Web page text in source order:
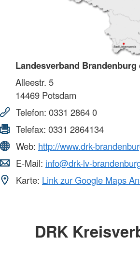
Landesverband Brandenburg
Alleestr. 5
14469 Potsdam
Telefon: 0331 2864 0
Telefax: 0331 2864134
Web: http://www.drk-
E-Mail: info@drk-lv-
Karte: Link zur Google Maps
DRK